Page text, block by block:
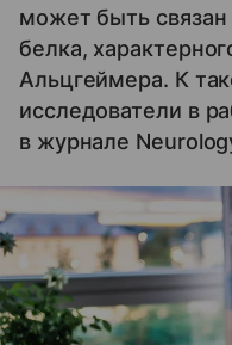
может быть
белка,
Альцгеймера. К
исследователи в
в журнале